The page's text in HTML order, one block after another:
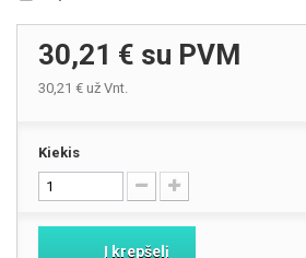
30,21 € su PVM
30,21 € už Vnt.
Kiekis
Į krepšelį